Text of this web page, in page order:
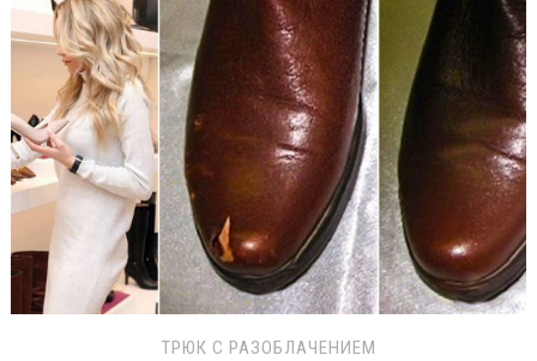
ТРЮК С РАЗОБЛАЧЕНИЕМ